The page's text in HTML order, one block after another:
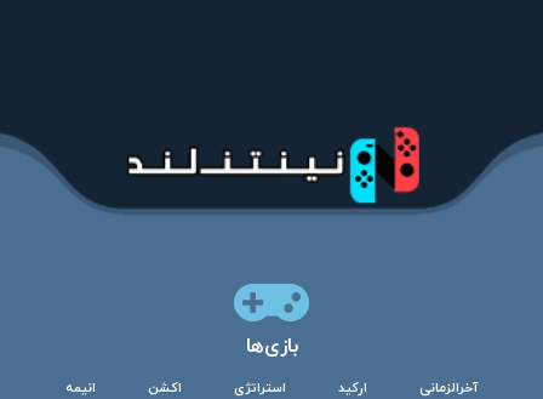
بازی‌ها
آخرالزمانی ارکید استراتژی اکشن انیمه